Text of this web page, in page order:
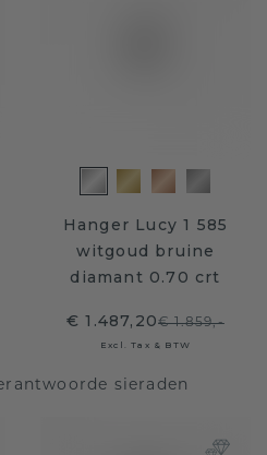
Hanger Lucy 1 585
witgoud bruine
diamant 0.70 crt
€ 1.487,20€ 1.859,-
Excl. Tax & BTW
sieraden